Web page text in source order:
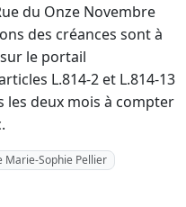
du Onze Novembre
des créances sont à
le portail
L.814-2 et L.814-13
les deux mois à compter
Marie-Sophie Pellier